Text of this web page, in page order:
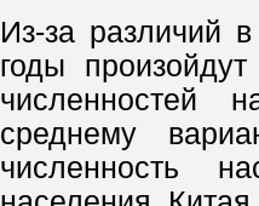
Из-за различий
годы
численностей
среднему
численность